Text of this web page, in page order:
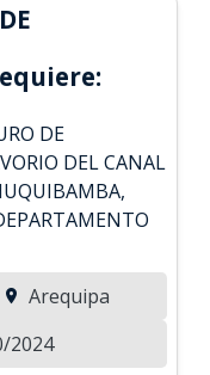
DE
DEL CANAL
Arequipa
2024